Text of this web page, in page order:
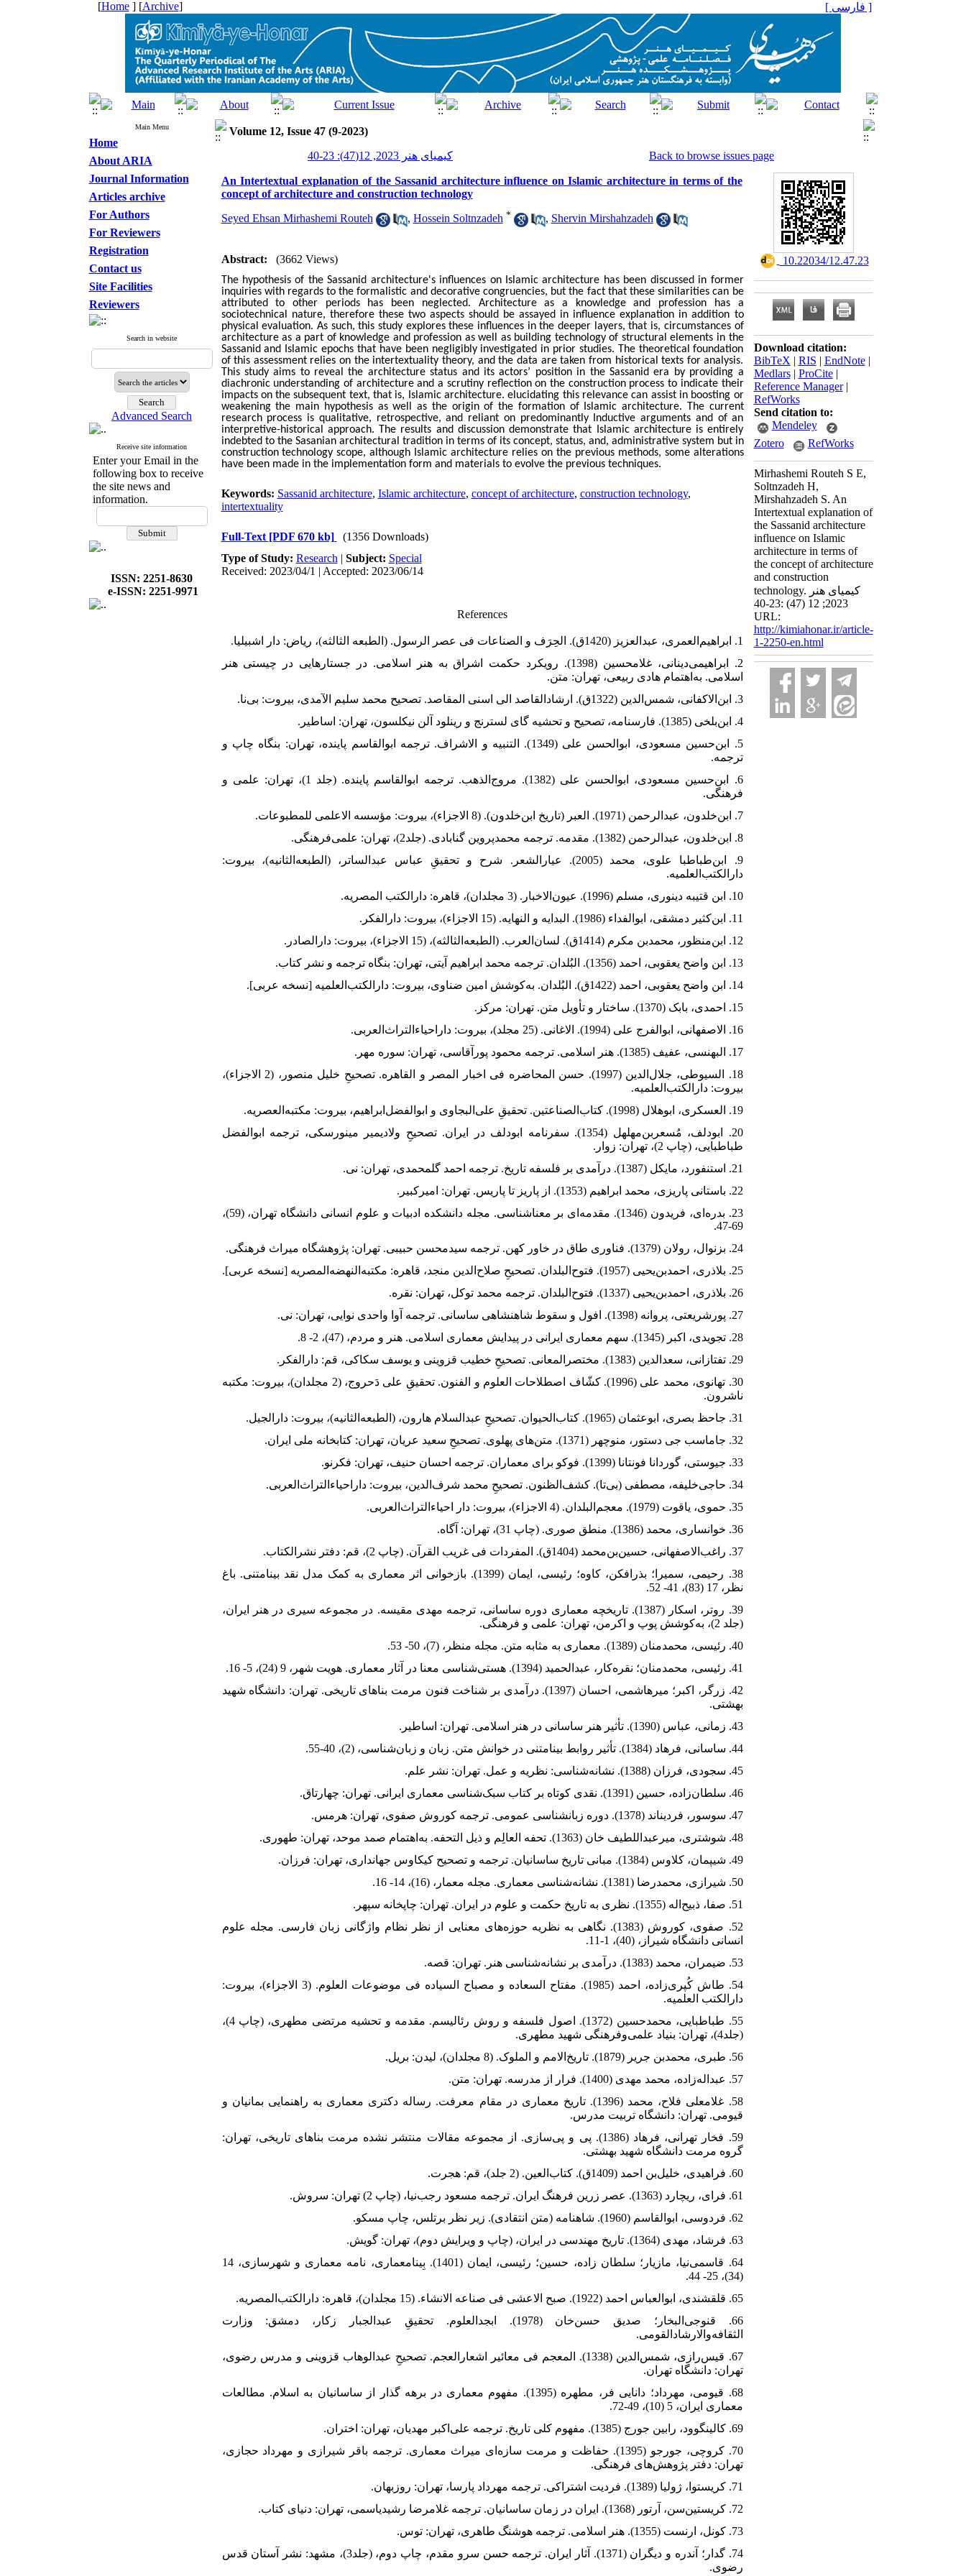
[Home] [Archive] [ فارسی ]
Main Menu
Home
About ARIA
Journal Information
Articles archive
For Authors
For Reviewers
Registration
Contact us
Site Facilities
Reviewers
Search in website
Advanced Search
Receive site information
Enter your Email in the
following box to receive
the site news and
information.
ISSN: 2251-8630
e-ISSN: 2251-9971
Volume 12, Issue 47 (9-2023)
کیمیای هنر 2023, 12(47): 23-40
Back to browse issues page
An Intertextual explanation of the Sassanid architecture influence on Islamic architecture in terms of the
concept of architecture and construction technology
Seyed Ehsan Mirhashemi Routeh , Hossein Soltnzadeh * , Shervin Mirshahzadeh
Abstract: (3662 Views)
The hypothesis of the Sassanid architecture's influences on Islamic architecture has been discussed in former
inquiries with regards to the formalistic and decorative congruencies, but the fact that these similarities can be
attributed to other periods has been neglected. Architecture as a knowledge and profession has a
sociotechnical nature, therefore these two aspects should be assayed in influence explanation in addition to
physical evaluation. As such, this study explores these influences in the deeper layers, that is, circumstances of
architecture as a part of knowledge and profession as well as building technology of structural elements in the
Sassanid and Islamic epochs that have been negligibly investigated in prior studies. The theoretical foundation
of this assessment relies on the intertextuality theory, and the data are taken from historical texts for analysis.
This study aims to reveal the architecture status and its actors’ position in the Sassanid era by providing a
diachronic understanding of architecture and a scrutiny reflection on the construction process to indicate their
impacts on the subsequent text, that is, Islamic architecture. elucidating this relevance can assist in boosting or
weakening the main hypothesis as well as the origin of the formation of Islamic architecture. The current
research process is qualitative, retrospective, and reliant on predominantly Inductive arguments and of an
interpretive-historical approach. The results and discussion demonstrate that Islamic architecture is entirely
indebted to the Sasanian architectural tradition in terms of its concept, status, and, administrative system but in
construction technology scope, although Islamic architecture relies on the previous methods, some alterations
have been made in the implementation form and materials to evolve the previous techniques.
Keywords: Sassanid architecture, Islamic architecture, concept of architecture, construction technology,
intertextuality
Full-Text [PDF 670 kb]
(1356 Downloads)
Type of Study: Research | Subject: Special
Received: 2023/04/1 | Accepted: 2023/06/14
References
1. ابراهیم‌العمری، عبدالعزیز (1420ق). الحِرَف و الصناعات فی عصر الرسول. (الطبعه الثالثه)، ریاض: دار اشبیلیا.
2. ابراهیمی‌دینانی، غلامحسین (1398). رویکرد حکمت اشراق به هنر اسلامی. در جستارهایی در چیستی هنر
اسلامی. به‌اهتمام هادی ربیعی، تهران: متن.
3. ابن‌الاکفانی، شمس‌الدین (1322ق). ارشادالقاصد الی اسنی المقاصد. تصحیح محمد سلیم الآمدی، بیروت: بی‌نا.
4. ابن‌بلخی (1385). فارسنامه، تصحیح و تحشیه گای لسترنج و رینلود آلن نیکلسون، تهران: اساطیر.
5. ابن‌حسین مسعودی، ابوالحسن علی (1349). التنبیه و الاشراف. ترجمه ابوالقاسم پاینده، تهران: بنگاه چاپ و
ترجمه.
6. ابن‌حسین مسعودی، ابوالحسن علی (1382). مروج‌الذهب. ترجمه ابوالقاسم پاینده. (جلد 1)، تهران: علمی و
فرهنگی.
7. ابن‌خلدون، عبدالرحمن (1971). العبر (تاریخ ابن‌خلدون). (8 الاجزاء)، بیروت: مؤسسه الاعلمی للمطبوعات.
8. ابن‌خلدون، عبدالرحمن (1382). مقدمه. ترجمه محمدپروین گنابادی. (جلد2)، تهران: علمی‌فرهنگی.
9. ابن‌طباطبا علوی، محمد (2005). عیارالشعر. شرح و تحقیقِ عباس عبدالساتر، (الطبعه‌الثانیه)، بیروت:
دارالکتب‌العلمیه.
10. ابن قتیبه دینوری، مسلم (1996). عیون‌الاخبار. (3 مجلدان)، قاهره: دارالکتب المصریه.
11. ابن‌کثیر دمشقی، ابوالفداء (1986). البدایه و النهایه. (15 الاجزاء)، بیروت: دارالفکر.
12. ابن‌منظور، محمد‌بن مکرم (1414ق). لسان‌العرب. (الطبعه‌الثالثه)، (15 الاجزاء)، بیروت: دارالصادر.
13. ابن واضح یعقوبی، احمد (1356). البُلدان. ترجمه محمد ابراهیم آیتی، تهران: بنگاه ترجمه و نشر کتاب.
14. ابن واضح یعقوبی، احمد (1422ق). البُلدان. به‌کوشش امین ضناوی، بیروت: دارالکتب‌العلمیه [نسخه عربی].
15. احمدی، بابک (1370). ساختار و تأویل متن. تهران: مرکز.
16. الاصفهانی، ابوالفرج علی (1994). الاغانی. (25 مجلد)، بیروت: داراحیاءالتراث‌العربی.
17. البهنسی، عفیف (1385). هنر اسلامی. ترجمه محمود پورآقاسی، تهران: سوره مهر.
18. السیوطی، جلال‌الدین (1997). حسن المحاضره فی اخبار المصر و القاهره. تصحیحِ خلیل منصور، (2 الاجزاء)،
بیروت: دارالکتب‌العلمیه.
19. العسکری، ابوهلال (1998). کتاب‌الصناعتین. تحقیقِ علی‌البجاوی و ابوالفضل‌ابراهیم، بیروت: مکتبه‌العصریه.
20. ابودلف، مُسعربن‌مهلهل (1354). سفرنامه ابودلف در ایران. تصحیحِ ولادیمیر مینورسکی، ترجمه ابوالفضل
طباطبایی، (چاپ 2)، تهران: زوار.
21. استنفورد، مایکل (1387). درآمدی بر فلسفه تاریخ. ترجمه احمد گلمحمدی، تهران: نی.
22. باستانی پاریزی، محمد ابراهیم (1353). از پاریز تا پاریس. تهران: امیرکبیر.
23. بدره‌ای، فریدون (1346). مقدمه‌ای بر معناشناسی. مجله دانشکده ادبیات و علوم انسانی دانشگاه تهران، (59)،
69-47.
24. بزنوال، رولان (1379). فناوری طاق در خاور کهن. ترجمه سیدمحسن حبیبی. تهران: پژوهشگاه میراث فرهنگی.
25. بلاذری، احمدبن‌یحیی (1957). فتوح‌البلدان. تصحیحِ صلاح‌الدین منجد، قاهره: مکتبه‌النهضه‌المصریه [نسخه عربی].
26. بلاذری، احمدبن‌یحیی (1337). فتوح‌البلدان. ترجمه محمد توکل، تهران: نقره.
27. پورشریعتی، پروانه (1398). افول و سقوط شاهنشاهی ساسانی. ترجمه آوا واحدی نوایی، تهران: نی.
28. تجویدی، اکبر (1345). سهم معماری ایرانی در پیدایش معماری اسلامی. هنر و مردم، (47)، 2- 8.
29. تفتازانی، سعدالدین (1383). مختصرالمعانی. تصحیحِ خطیب قزوینی و یوسف سکاکی، قم: دارالفکر.
30. تهانوی، محمد علی (1996). کشّاف اصطلاحات العلوم و الفنون. تحقیقِ علی دَحروج، (2 مجلدان)، بیروت: مکتبه
ناشرون.
31. جاحظ بصری، ابوعثمان (1965). کتاب‌الحیوان. تصحیحِ عبدالسلام هارون، (الطبعه‌الثانیه)، بیروت: دارالجیل.
32. جاماسب جی دستور، منوچهر (1371). متن‌های پهلوی. تصحیحِ سعید عریان، تهران: کتابخانه ملی ایران.
33. جیوستی، گوردانا فونتانا (1399). فوکو برای معماران. ترجمه احسان حنیف، تهران: فکرنو.
34. حاجی‌خلیفه، مصطفی (بی‌تا). کشف‌الظنون. تصحیحِ محمد شرف‌الدین، بیروت: داراحیاءالتراث‌العربی.
35. حموی، یاقوت (1979). معجم‌البلدان. (4 الاجزاء)، بیروت: دار احیاءالتراث‌العربی.
36. خوانساری، محمد (1386). منطق صوری. (چاپ 31)، تهران: آگاه.
37. راغب‌الاصفهانی، حسین‌بن‌محمد (1404ق). المفردات فی غریب القرآن. (چاپ 2)، قم: دفتر نشرالکتاب.
38. رحیمی، سمیرا؛ بذرافکن، کاوه؛ رئیسی، ایمان (1399). بازخوانی اثر معماری به کمک مدل نقد بینامتنی. باغ
نظر، 17 (83)، 41- 52.
39. روتر، اسکار (1387). تاریخچه معماری دوره ساسانی، ترجمه مهدی‌ مقیسه. در مجموعه سیری در هنر ایران،
(جلد 2)، به‌کوشش پوپ و اکرمن، تهران: علمی و فرهنگی.
40. رئیسی، محمدمنان (1389). معماری به مثابه متن. مجله منظر، (7)، 50- 53.
41. رئیسی، محمدمنان؛ نقره‌کار، عبدالحمید (1394). هستی‌شناسی معنا در آثار معماری. هویت شهر، 9 (24)، 5- 16.
42. زرگر، اکبر؛ میرهاشمی، احسان (1397). درآمدی بر شناخت فنون مرمت بناهای تاریخی. تهران: دانشگاه شهید
بهشتی.
43. زمانی، عباس (1390). تأثیر هنر ساسانی در هنر اسلامی. تهران: اساطیر.
44. ساسانی، فرهاد (1384). تأثیر روابط بینامتنی در خوانش متن. زبان و زبان‌شناسی، (2)، 40-55.
45. سجودی، فرزان (1388). نشانه‌شناسی: نظریه و عمل. تهران: نشر علم.
46. سلطان‌زاده، حسین (1391). نقدی کوتاه بر کتاب سبک‌شناسی معماری ایرانی. تهران: چهارتاق.
47. سوسور، فردیناند (1378). دوره زبانشناسی عمومی. ترجمه کوروش صفوی، تهران: هرمس.
48. شوشتری، میرعبداللطیف خان (1363). تحفه العالِم و ذیل التحفه. به‌اهتمام صمد موحد، تهران: طهوری.
49. شیپمان، کلاوس (1384). مبانی تاریخ ساسانیان. ترجمه و تصحیح کیکاوس جهانداری، تهران: فرزان.
50. شیرازی، محمدرضا (1381). نشانه‌شناسی معماری. مجله معمار، (16)، 14- 16.
51. صفا، ذبیح‌اله (1355). نظری به تاریخ حکمت و علوم در ایران. تهران: چاپخانه سپهر.
52. صفوی، کوروش (1383). نگاهی به نظریه حوزه‌های معنایی از نظر نظام واژگانی زبان فارسی. مجله علوم
انسانی دانشگاه شیراز، (40)، 1-11.
53. ضیمران، محمد (1383). درآمدی بر نشانه‌شناسی هنر. تهران: قصه.
54. طاش کُپری‌زاده، احمد (1985). مفتاح السعاده و مصباح السیاده فی موضوعات العلوم. (3 الاجزاء)، بیروت:
دارالکتب العلمیه.
55. طباطبایی، محمدحسین (1372). اصول فلسفه و روش رئالیسم. مقدمه و تحشیه مرتضی مطهری، (چاپ 4)،
(جلد4)، تهران: بنیاد علمی‌وفرهنگی شهید مطهری.
56. طبری، محمدبن جریر (1879). تاریخ‌الامم و الملوک. (8 مجلدان)، لیدن: بریل.
57. عبداله‌زاده، محمد مهدی (1400). فرار از مدرسه. تهران: متن.
58. غلامعلی فلاح، محمد (1396). تاریخ معماری در مقام معرفت. رساله دکتری معماری به راهنمایی بمانیان و
قیومی. تهران: دانشگاه تربیت مدرس.
59. فخار تهرانی، فرهاد (1386). پی و پی‌سازی. از مجموعه مقالات منتشر نشده مرمت بناهای تاریخی، تهران:
گروه مرمت دانشگاه شهید بهشتی.
60. فراهیدی، خلیل‌بن احمد (1409ق). کتاب‌العین. (2 جلد)، قم: هجرت.
61. فرای، ریچارد (1363). عصر زرین فرهنگ ایران. ترجمه مسعود رجب‌نیا، (چاپ 2) تهران: سروش.
62. فردوسی، ابوالقاسم (1960). شاهنامه (متن انتقادی). زیر نظر برتلس، چاپ مسکو.
63. فرشاد، مهدی (1364). تاریخ مهندسی در ایران، (چاپ و ویرایش دوم)، تهران: گویش.
64. قاسمی‌نیا، مازیار؛ سلطان زاده، حسین؛ رئیسی، ایمان (1401). بِینامعماری، نامه معماری و شهرسازی، 14
(34)، 25- 44.
65. قلقشندی، ابوالعباس احمد (1922). صبح الاعشی فی صناعه الانشاء. (15 مجلدان)، قاهره: دارالکتب‌المصریه.
66. قنوجی‌البخار؛ صدیق حسن‌خان (1978). ابجدالعلوم. تحقیقِ عبدالجبار زکار، دمشق: وزارت
الثقافه‌والارشادالقومی.
67. قیس‌رازی، شمس‌الدین (1338). المعجم فی معائیر اشعارالعجم. تصحیحِ عبدالوهاب قزوینی و مدرس رضوی،
تهران: دانشگاه تهران.
68. قیومی، مهرداد؛ دانایی فر، مطهره (1395). مفهوم معماری در برهه گذار از ساسانیان به اسلام. مطالعات
معماری ایران، 5 (10)، 49-72.
69. کالینگوود، رابین جورج (1385). مفهوم کلی تاریخ. ترجمه علی‌اکبر مهدیان، تهران: اختران.
70. کروچی، جورجو (1395). حفاظت و مرمت سازه‌ای میراث معماری. ترجمه باقر شیرازی و مهرداد حجازی،
تهران: دفتر پژوهش‌های فرهنگی.
71. کریستوا، ژولیا (1389). فردیت اشتراکی. ترجمه مهرداد پارسا، تهران: روزبهان.
72. کریستین‌سن، آرتور (1368). ایران در زمان ساسانیان. ترجمه غلامرضا رشیدیاسمی، تهران: دنیای کتاب.
73. کونل، ارنست (1355). هنر اسلامی. ترجمه هوشنگ طاهری، تهران: توس.
74. گدار؛ آندره و دیگران (1371). آثار ایران. ترجمه حسن سرو مقدم، چاپ دوم، (جلد3)، مشهد: نشر آستان قدس
رضوی.
‎ 10.22034/12.47.23
Download citation:
BibTeX | RIS | EndNote|
Medlars| ProCite|
Reference Manager|
RefWorks
Send citation to:
Mendeley
Zotero
RefWorks
Mirhashemi Routeh S E,
Soltnzadeh H,
Mirshahzadeh S. An
Intertextual explanation of
the Sassanid architecture
influence on Islamic
architecture in terms of
the concept of architecture
and construction
technology. کیمیای هنر
2023; 12 (47) :23-40
URL:
http://kimiahonar.ir/article-
1-2250-en.html